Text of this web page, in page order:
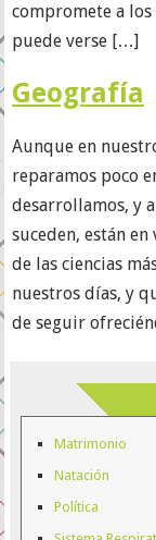
compromete a
puede verse […]
Geografía
Aunque en
reparamos poco
desarrollamos, y
suceden, están
de las ciencias
nuestros días, y
de seguir
Matrimonio
Natación
Política